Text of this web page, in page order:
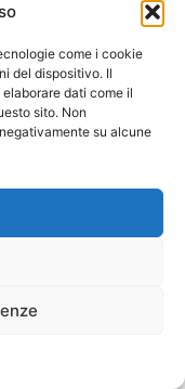
come i cookie
del dispositivo. Il
dati come il
sito. Non
su alcune